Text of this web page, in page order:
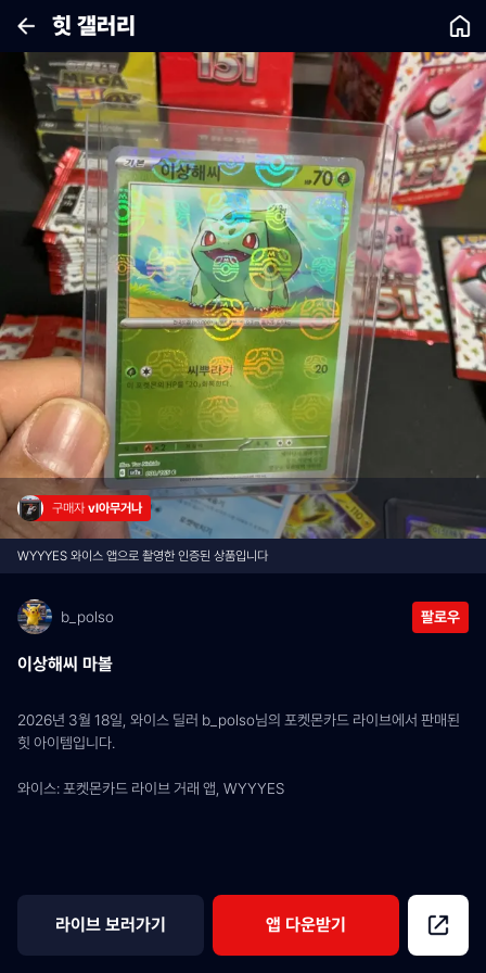
힛 갤러리
구매자 vl아무거나
WYYYES 와이스 앱으로 촬영한 인증된 상품입니다
b_polso 팔로우
이상해씨 마볼
2026년 3월 18일, 와이스 딜러 b_polso님의 포켓몬카드 라이브에서 판매된
힛 아이템입니다.
와이스: 포켓몬카드 라이브 거래 앱, WYYYES
라이브 보러가기 앱 다운받기